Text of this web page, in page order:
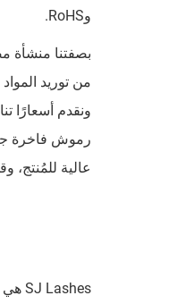
وRoHS.
ونقدم أسعارًا
عالية